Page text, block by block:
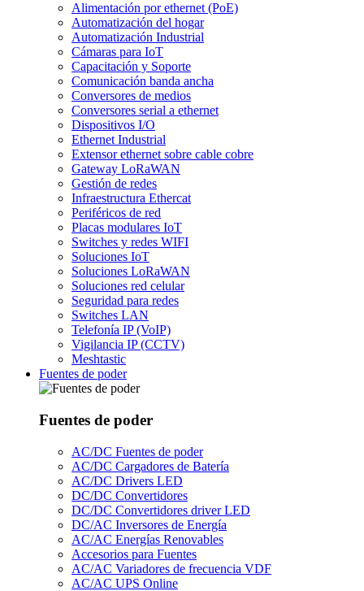
Alimentación por ethernet (PoE)
Automatización del hogar
Automatización Industrial
Cámaras para IoT
Capacitación y Soporte
Comunicación banda ancha
Conversores de medios
Conversores serial a ethernet
Dispositivos I/O
Ethernet Industrial
Extensor ethernet sobre cable cobre
Gateway LoRaWAN
Gestión de redes
Infraestructura Ethercat
Periféricos de red
Placas modulares IoT
Switches y redes WIFI
Soluciones IoT
Soluciones LoRaWAN
Soluciones red celular
Seguridad para redes
Switches LAN
Telefonía IP (VoIP)
Vigilancia IP (CCTV)
Meshtastic
Fuentes de poder
Fuentes de poder
AC/DC Fuentes de poder
AC/DC Cargadores de Batería
AC/DC Drivers LED
DC/DC Convertidores
DC/DC Convertidores driver LED
DC/AC Inversores de Energía
AC/AC Energías Renovables
Accesorios para Fuentes
AC/AC Variadores de frecuencia VDF
AC/AC UPS Online